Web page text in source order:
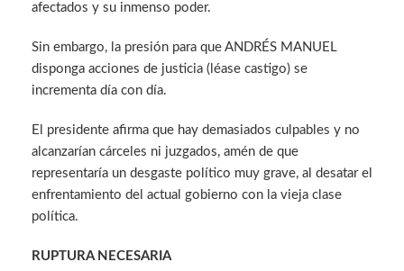
afectados y su inmenso poder.
Sin embargo, la presión para que ANDRÉS MANUEL
disponga acciones de justicia (léase castigo) se
incrementa día con día.
El presidente afirma que hay demasiados culpables y no
alcanzarían cárceles ni juzgados, amén de que
representaría un desgaste político muy grave, al desatar el
enfrentamiento del actual gobierno con la vieja clase
política.
RUPTURA NECESARIA